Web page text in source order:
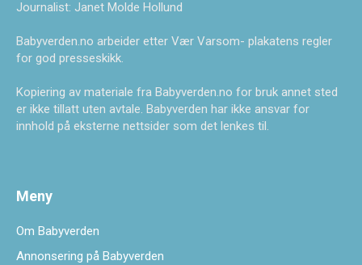
Journalist: Janet Molde Hollund
Babyverden.no arbeider etter Vær Varsom- plakatens regler
for god presseskikk.
Kopiering av materiale fra Babyverden.no for bruk annet sted
er ikke tillatt uten avtale. Babyverden har ikke ansvar for
innhold på eksterne nettsider som det lenkes til.
Meny
Om Babyverden
Annonsering på Babyverden